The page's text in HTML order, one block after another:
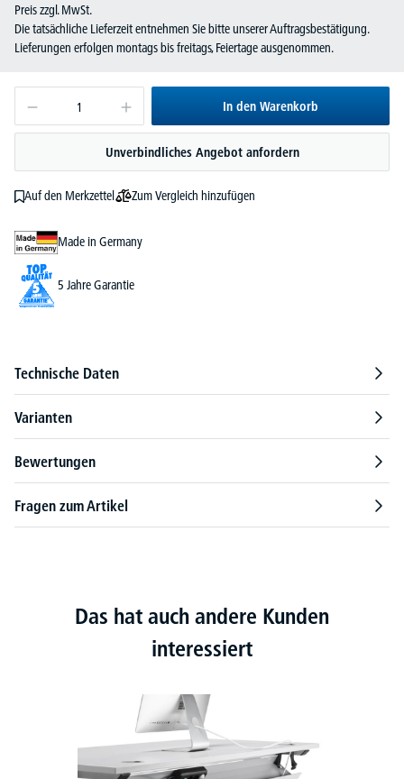
Preis zzgl. MwSt.
Die tatsächliche Lieferzeit entnehmen Sie bitte unserer Auftragsbestätigung.
Lieferungen erfolgen montags bis freitags, Feiertage ausgenommen.
In den Warenkorb
Unverbindliches Angebot anfordern
Auf den Merkzettel Zum Vergleich hinzufügen
Made in Germany
5 Jahre Garantie
Technische Daten
Varianten
Bewertungen
Fragen zum Artikel
Das hat auch andere Kunden
interessiert